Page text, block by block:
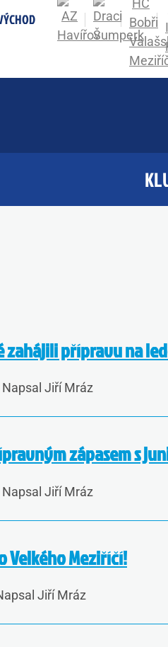
přípravu na
Napsal Jiří Mráz
zápasem s
Napsal Jiří Mráz
Velkého Meziříčí!
Jiří Mráz